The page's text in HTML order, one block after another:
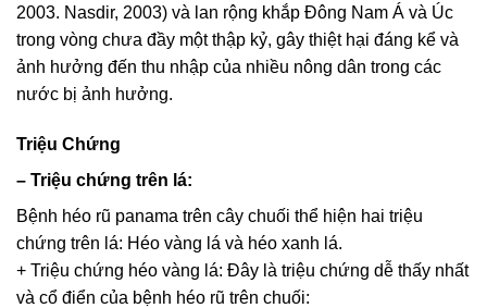
2003. Nasdir, 2003) và lan rộng khắp Đông Nam Á và Úc
trong vòng chưa đầy một thập kỷ, gây thiệt hại đáng kể và
ảnh hưởng đến thu nhập của nhiều nông dân trong các
nước bị ảnh hưởng.
Triệu Chứng
– Triệu chứng trên lá:
Bệnh héo rũ panama trên cây chuối thể hiện hai triệu
chứng trên lá: Héo vàng lá và héo xanh lá.
+ Triệu chứng héo vàng lá: Đây là triệu chứng dễ thấy nhất
và cổ điển của bệnh héo rũ trên chuối: